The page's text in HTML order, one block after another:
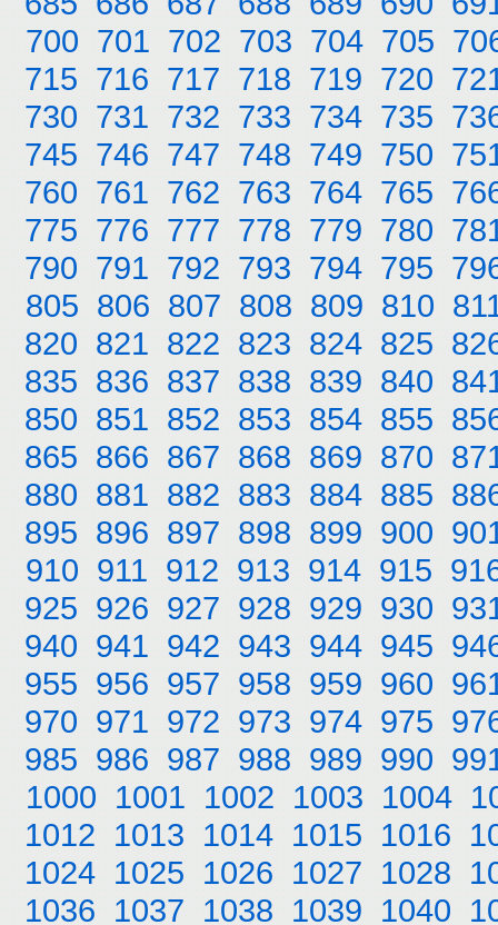
700 701 702 703 704 705
715 716 717 718 719 720
730 731 732 733 734 735
745 746 747 748 749 750
760 761 762 763 764 765
775 776 777 778 779 780
790 791 792 793 794 795
805 806 807 808 809 810
820 821 822 823 824 825
835 836 837 838 839 840
850 851 852 853 854 855
865 866 867 868 869 870
880 881 882 883 884 885
895 896 897 898 899 900
910 911 912 913 914 915
925 926 927 928 929 930
940 941 942 943 944 945
955 956 957 958 959 960
970 971 972 973 974 975
985 986 987 988 989 990
1000 1001 1002 1003 1004
1012 1013 1014 1015 1016
1024 1025 1026 1027 1028
1036 1037 1038 1039 1040